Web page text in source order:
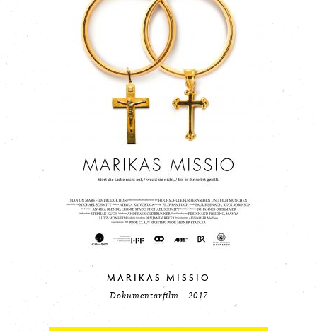
MARIKAS MISSIO
Dokumentarfilm · 2017